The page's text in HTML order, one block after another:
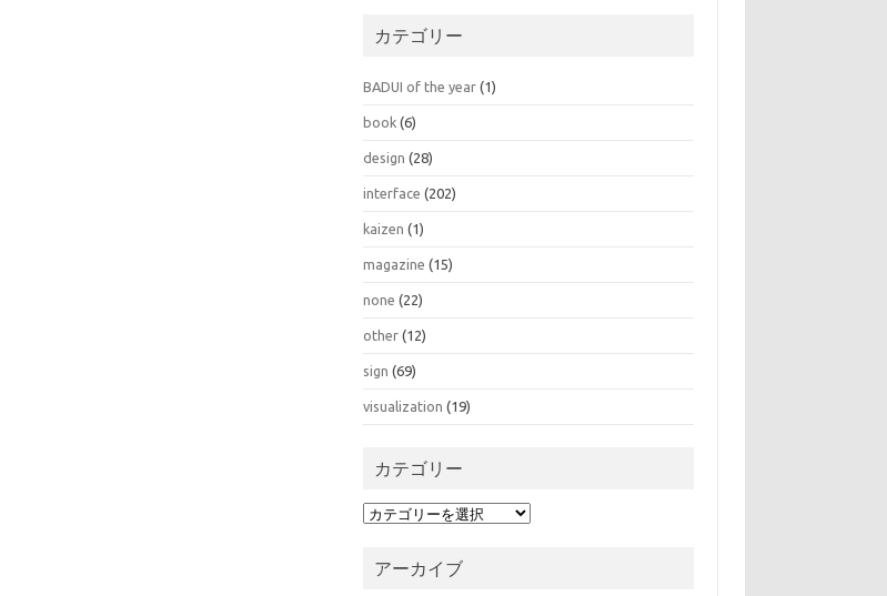
カテゴリー
BADUI of the year (1)
book (6)
design (28)
interface (202)
kaizen (1)
magazine (15)
none (22)
other (12)
sign (69)
visualization (19)
カテゴリー
カ
リアーカイブ